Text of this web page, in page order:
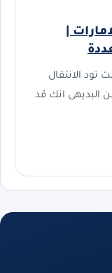
|
تود الانتقال
البديهى انك قد